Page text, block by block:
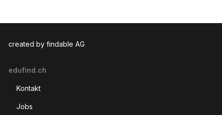
created by findable AG
edufind.ch
Kontakt
Jobs